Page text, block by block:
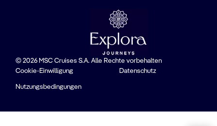
© 2026 MSC Cruises S.A. Alle Rechte vorbehalten
Cookie-Einwilligung
Datenschutz
Nutzungsbedingungen